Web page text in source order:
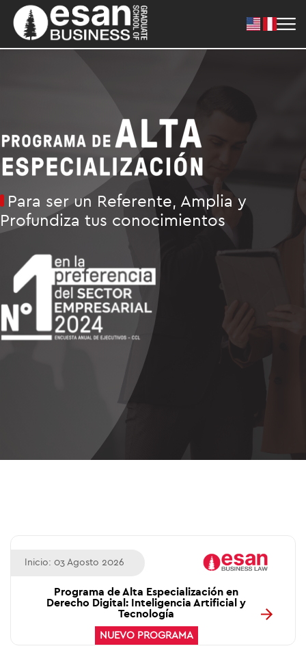
Para ser un Referente, Amplia y
Profundiza tus conocimientos
Inicio: 03 Agosto 2026
Programa de Alta Especialización en
Derecho Digital: Inteligencia Artificial y
Tecnología
NUEVO PROGRAMA